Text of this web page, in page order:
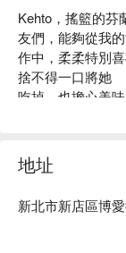
除了作為休閒用
感作品更能成為
愛不釋手的甜點
的生活物品結合，
同時，對於想投入
Kehto
Kehto ─ 搖籃的
友們，能夠從我
作中，柔柔特別
Kehto，搖籃的芬
友們，能夠從我
作中，柔柔特別
捨不得一口將她
吃掉，也擔心美
地址
新北市新店區博